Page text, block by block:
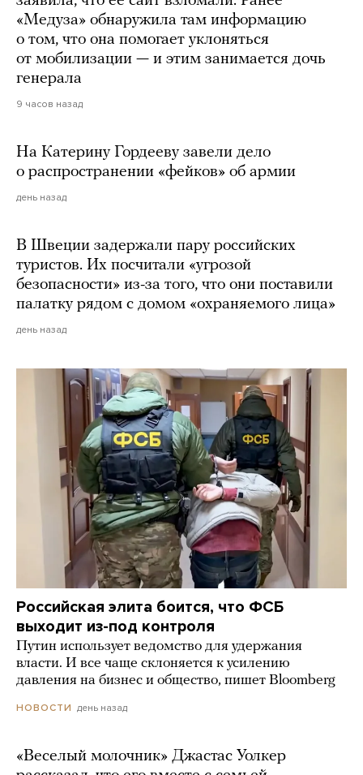
«Медуза» обнаружила там информацию
о том, что она помогает уклоняться
от мобилизации — и этим занимается дочь
генерала
9 часов назад
На Катерину Гордееву завели дело
о распространении «фейков» об армии
день назад
В Швеции задержали пару российских
туристов. Их посчитали «угрозой
безопасности» из-за того, что они поставили
палатку рядом с домом «охраняемого лица»
день назад
Российская элита боится, что ФСБ
выходит из-под контроля
Путин использует ведомство для удержания
власти. И все чаще склоняется к усилению
давления на бизнес и общество, пишет Bloomberg
НОВОСТИ день назад
«Веселый молочник» Джастас Уолкер